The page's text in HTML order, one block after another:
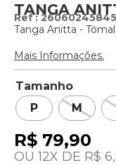
TANGA
:
Tanga Anitta -
Mais Informações.
Tamanho
P
M
R$ 79,90
12 R$ 6,